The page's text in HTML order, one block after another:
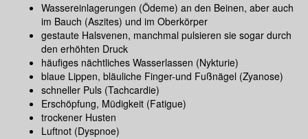
Wassereinlagerungen (Ödeme) an den Beinen, aber auch
im Bauch (Aszites) und im Oberkörper
gestaute Halsvenen, manchmal pulsieren sie sogar durch
den erhöhten Druck
häufiges nächtliches Wasserlassen (Nykturie)
blaue Lippen, bläuliche Finger-und Fußnägel (Zyanose)
schneller Puls (Tachcardie)
Erschöpfung, Müdigkeit (Fatigue)
trockener Husten
Luftnot (Dyspnoe)